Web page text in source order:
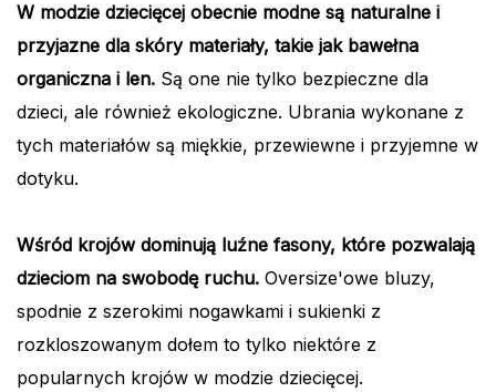
W modzie dziecięcej obecnie modne są naturalne i
przyjazne dla skóry materiały, takie jak bawełna
organiczna i len. Są one nie tylko bezpieczne dla
dzieci, ale również ekologiczne. Ubrania wykonane z
tych materiałów są miękkie, przewiewne i przyjemne w
dotyku.
Wśród krojów dominują luźne fasony, które pozwalają
dzieciom na swobodę ruchu. Oversize'owe bluzy,
spodnie z szerokimi nogawkami i sukienki z
rozkloszowanym dołem to tylko niektóre z
popularnych krojów w modzie dziecięcej.